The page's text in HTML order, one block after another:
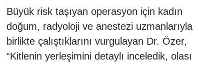
Büyük risk taşıyan operasyon için kadın
doğum, radyoloji ve anestezi uzmanlarıyla
birlikte çalıştıklarını vurgulayan Dr. Özer,
“Kitlenin yerleşimini detaylı inceledik, olası